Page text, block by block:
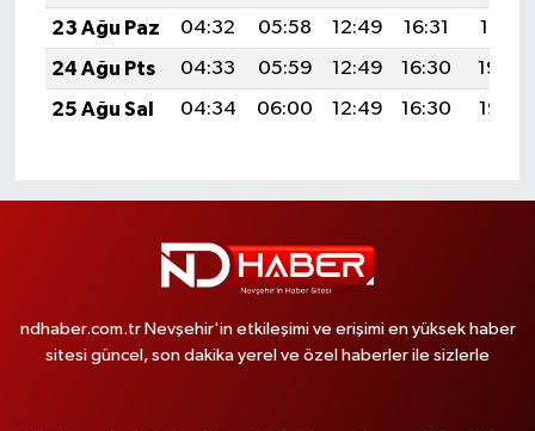
23 Ağu Paz
04:32 05:58 12:49 16:31
19:31
24 Ağu Pts
04:33 05:59 12:49 16:30
19:29
25 Ağu Sal
04:34 06:00 12:49 16:30 19:28
ndhaber.com.tr Nevşehir'in etkileşimi ve erişimi en yüksek haber
sitesi güncel, son dakika yerel ve özel haberler ile sizlerle